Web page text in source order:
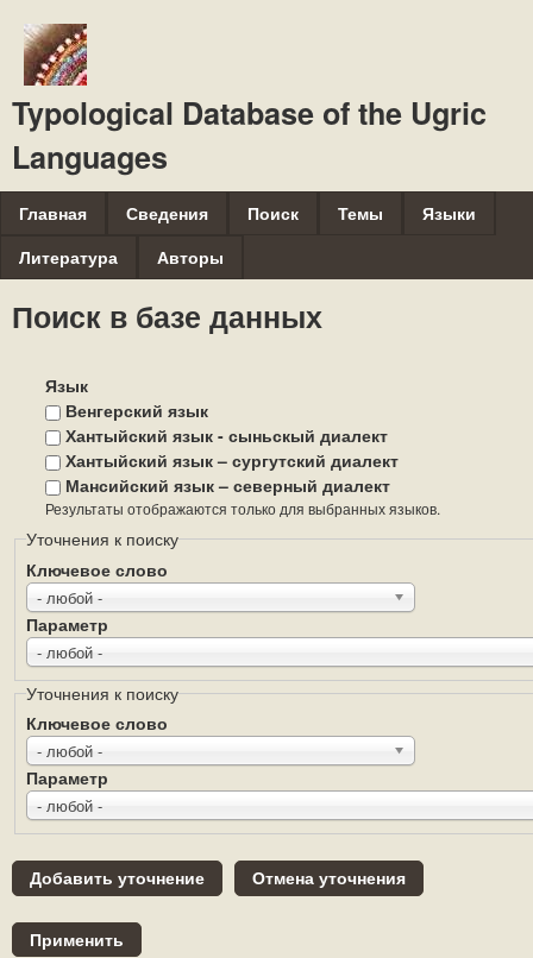
содержанию
Typological Database of the Ugric
Languages
M
a
i
n
Главная Сведения Поиск Темы
Языки
Литература
Авторы
Поиск в базе данных
Язык
Венгерский язык
Хантыйский язык - сыньскый диалект
Хантыйский язык – сургутский диалект
Мансийский язык – северный диалект
Результаты отображаются только для выбранных языков.
Уточнения к поиску
Ключевое слово
- любой -
Параметр
- любой -
Уточнения к поиску
Ключевое слово
- любой -
Параметр
- любой -